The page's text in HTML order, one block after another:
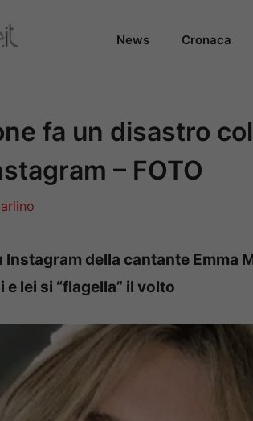
News Cronaca
fa un disastro
– FOTO
Instagram della cantante Emma
lei si “flagella” il volto